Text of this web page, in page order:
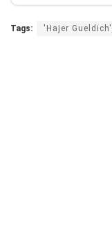
Tags: 'Hajer Gueldich']